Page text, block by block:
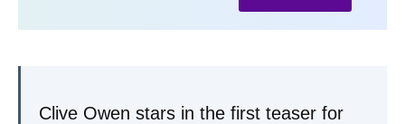
Clive Owen stars in the first teaser for